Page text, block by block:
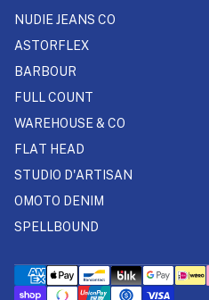
NUDIE JEANS CO
ASTORFLEX
BARBOUR
FULL COUNT
WAREHOUSE & CO
FLAT HEAD
STUDIO D'ARTISAN
OMOTO DENIM
SPELLBOUND